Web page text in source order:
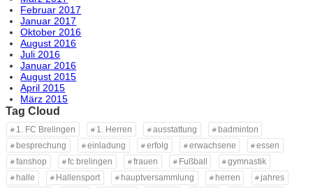
Februar 2017
Januar 2017
Oktober 2016
August 2016
Juli 2016
Januar 2016
August 2015
April 2015
März 2015
Tag Cloud
1. FC Brelingen 1. Herren ausstattung
badminton
besprechung
einladung erfolg erwachsene
essen
fanshop
fc brelingen frauen Fußball
gymnastik
halle
Hallensport hauptversammlung herren
jahres